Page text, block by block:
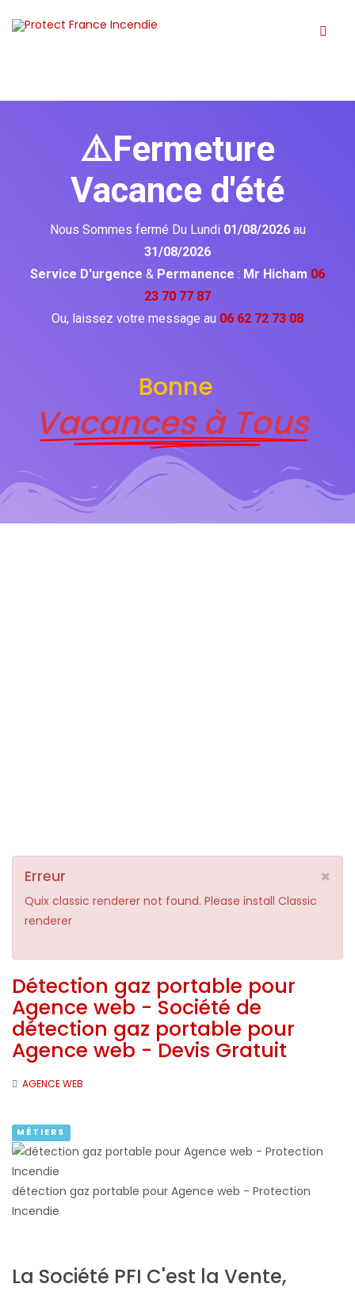
⚠️Fermeture
Vacance d'été
Nous Sommes fermé Du Lundi 01/08/2026 au
31/08/2026
Service D'urgence & Permanence : Mr Hicham 06
23 70 77 87
Ou, laissez votre message au 06 62 72 73 08
Bonne
Vacances à Tous
×
Erreur
Quix classic renderer not found. Please install Classic
renderer
Détection gaz portable pour
Agence web - Société de
détection gaz portable pour
Agence web - Devis Gratuit
AGENCE WEB
MÉTIERS
détection gaz portable pour Agence web - Protection
Incendie
La Société PFI C'est la Vente,